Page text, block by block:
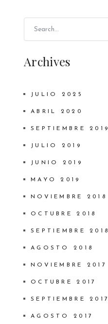
Archives
JULIO 2025
ABRIL 2020
SEPTIEMBRE 2019
JULIO 2019
JUNIO 2019
MAYO 2019
NOVIEMBRE 2018
OCTUBRE 2018
SEPTIEMBRE 2018
AGOSTO 2018
NOVIEMBRE 2017
OCTUBRE 2017
SEPTIEMBRE 2017
AGOSTO 2017